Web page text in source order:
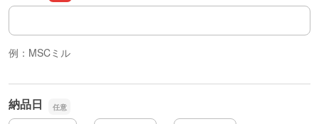
製品名
例：MSCミル
納品日